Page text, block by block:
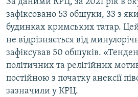
За даними КРЦ, за 2021 рік в
зафіксовано 53 обшуки, 33 з
будинках кримських татар.
не відрізняється від
зафіксував 50 обшуків.
політичних та релігійних
постійною з початку анексії
зазначили у КРЦ.